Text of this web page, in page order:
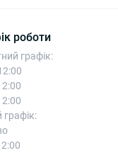
роботи
графік:
графік: